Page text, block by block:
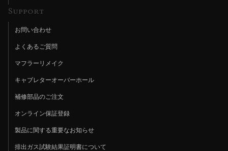
Support
お問い合わせ
よくあるご質問
マフラーリメイク
キャブレターオーバーホール
補修部品のご注文
オンライン保証登録
製品に関する重要なお知らせ
排出ガス試験結果証明書について